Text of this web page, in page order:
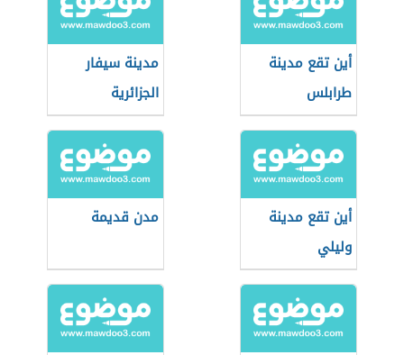
أين تقع مدينة
طرابلس
مدينة سيفار
الجزائرية
أين تقع مدينة
وليلي
مدن قديمة